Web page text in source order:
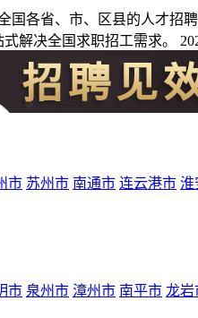
国各省、市、区县的人才
解决全国求职招工需求。
市 苏州市 南通市 连云港市 淮
市 泉州市 漳州市 南平市 龙岩